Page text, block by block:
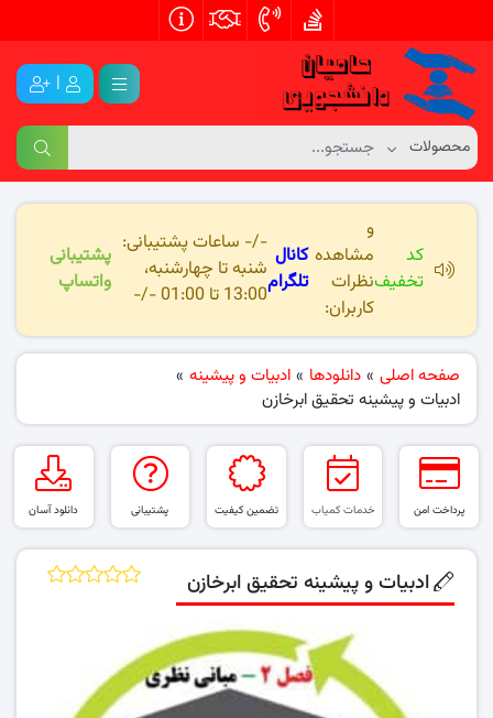
|
کد
تخفیف
و
مشاهده
نظرات
کاربران:
کانال
تلگرام
-/- ساعات پشتیبانی:
شنبه تا چهارشنبه،
13:00 تا 01:00 -/-
پشتیبانی
واتساپ
صفحه اصلی » دانلودها » ادبیات و پیشینه »
ادبیات و پیشینه تحقیق ابرخازن
پرداخت امن خدمات کمیاب تضمین کیفیت پشتیبانی دانلود آسان
ادبیات و پیشینه تحقیق ابرخازن